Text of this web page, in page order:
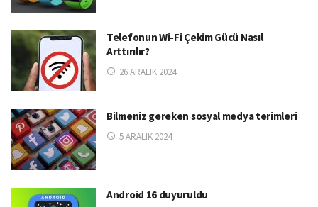
Telefonun Wi-Fi Çekim Gücü Nasıl
Arttırılır?
26 ARALIK 2024
Bilmeniz gereken sosyal medya terimleri
5 ARALIK 2024
Android 16 duyuruldu